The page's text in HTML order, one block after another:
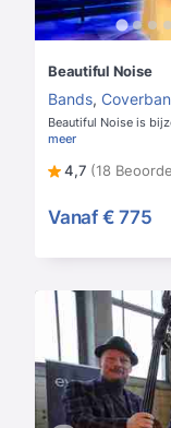
Beautiful Noise
Bands,
Beautiful Noise is
meer
4,7 (18
Vanaf € 775